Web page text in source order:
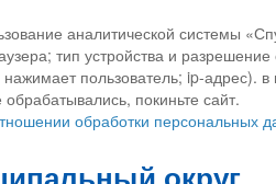
аналитической системы
тип устройства и
пользователь; ip-адрес).
покиньте сайт.
обработки персональных